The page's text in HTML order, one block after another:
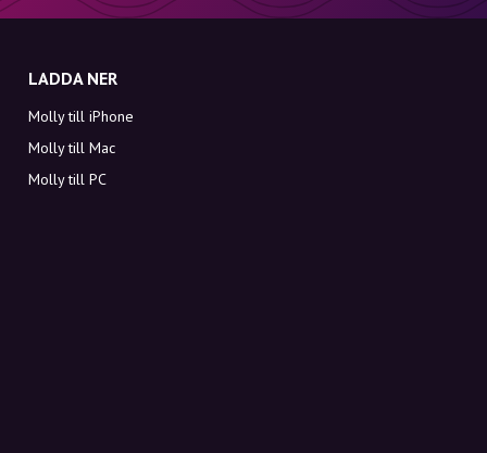
LADDA NER
Molly till iPhone
Molly till Mac
Molly till PC